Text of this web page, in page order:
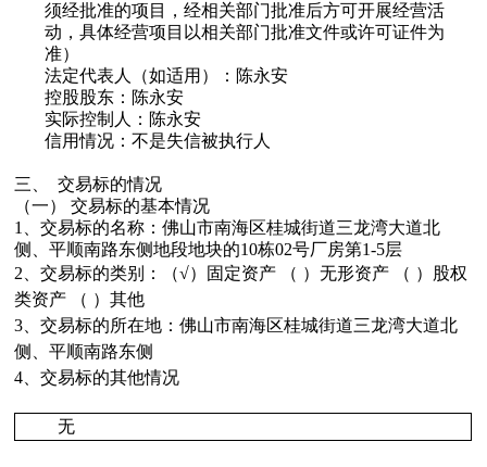
须经批准的项目，经相关部门批准后方可开展经营活
动，具体经营项目以相关部门批准文件或许可证件为
准）
法定代表人
（如适用） ： 陈永安
控股股东： 陈永安
实际控制人： 陈永安
信用情况：不是失信被执行人
三、
交易标的情况
（一）
交易标的基本情况
1
、交易标的名称：佛山市南海区桂城街道三龙湾大道北
侧、平顺南路东侧地段地块的10栋02号厂房第1-5层
2 、交易标的类别：（√）固定资产 （ ）无形资产 （ ）股权
类资产 （ ）其他
3 、交易标的所在地：佛山市南海区桂城街道三龙湾大道北
侧、平顺南路东侧
4 、交易标的其他情况
无